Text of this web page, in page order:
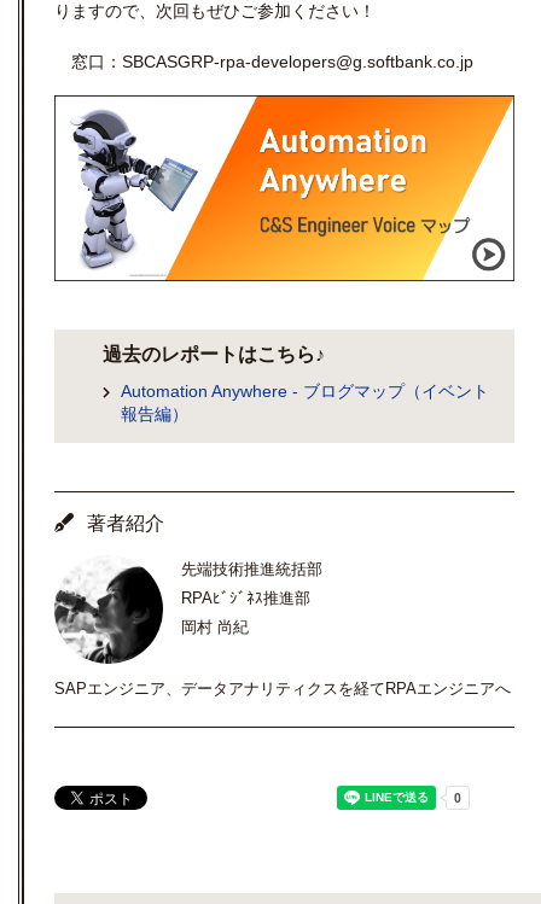
りますので、次回もぜひご参加ください！
窓口：SBCASGRP-rpa-developers@g.softbank.co.jp
過去のレポートはこちら♪
Automation Anywhere - ブログマップ（イベント
報告編）
著者紹介
先端技術推進統括部
RPAﾋﾞｼﾞﾈｽ推進部
岡村 尚紀
SAPエンジニア、データアナリティクスを経てRPAエンジニアへ